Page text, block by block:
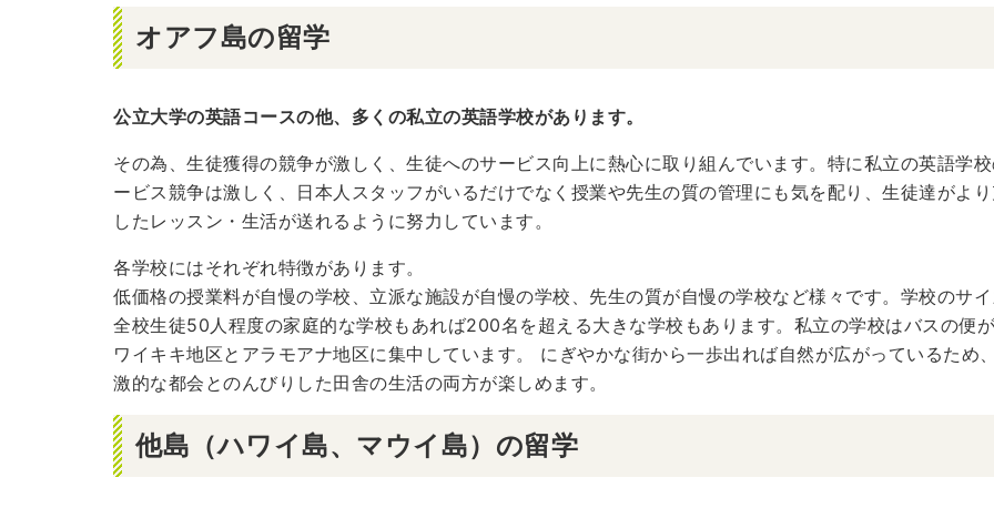
オアフ島の留学
公立大学の英語コースの他、多くの私立の英語学校があります。
その為、生徒獲得の競争が激しく、生徒へのサービス向上に熱心に取り組んでいます。特に私立の英語学
ービス競争は激しく、日本人スタッフがいるだけでなく授業や先生の質の管理にも気を配り、生徒達がよ
したレッスン・生活が送れるように努力しています。
各学校にはそれぞれ特徴があります。
低価格の授業料が自慢の学校、立派な施設が自慢の学校、先生の質が自慢の学校など様々です。学校のサイ
全校生徒50人程度の家庭的な学校もあれば200名を超える大きな学校もあります。私立の学校はバスの便
ワイキキ地区とアラモアナ地区に集中しています。 にぎやかな街から一歩出れば自然が広がっているため
激的な都会とのんびりした田舎の生活の両方が楽しめます。
他島（ハワイ島、マウイ島）の留学